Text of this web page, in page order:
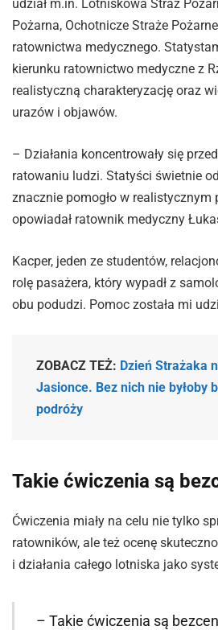
udział m.in. Lotniskowa Straż
Pożarna, Ochotnicze Straże
ratownictwa medycznego.
kierunku ratownictwo medyczne z
realistyczną charakteryzację oraz
urazów i objawów.
– Działania koncentrowały się
ratowaniu ludzi. Statyści świetnie
znacznie pomogło w realistycznym
opowiadał ratownik medyczny
Kacper, jeden ze studentów,
rolę pasażera, który wypadł z
obu podudzi. Pomoc została mi
ZOBACZ TEŻ: Dzień Strażaka
Jasionce. Bez nich nie byłoby
podróży
Takie ćwiczenia są
Ćwiczenia miały na celu nie tylko
ratowników, ale też ocenę
i działania całego lotniska jako
– Takie ćwiczenia są